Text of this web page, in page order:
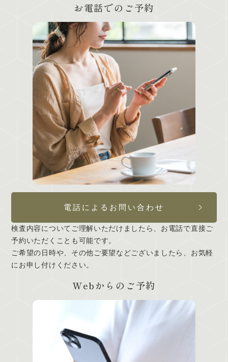
お電話でのご予約
電話によるお問い合わせ
検査内容についてご理解いただけましたら、お電話で直接ご
予約いただくことも可能です。
ご希望の日時や、その他ご要望などございましたら、お気軽
にお申し付けください。
Webからのご予約